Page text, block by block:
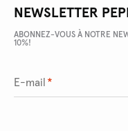
NEWSLETTER
ABONNEZ-VOUS À NOTRE
10%!
E-mail *